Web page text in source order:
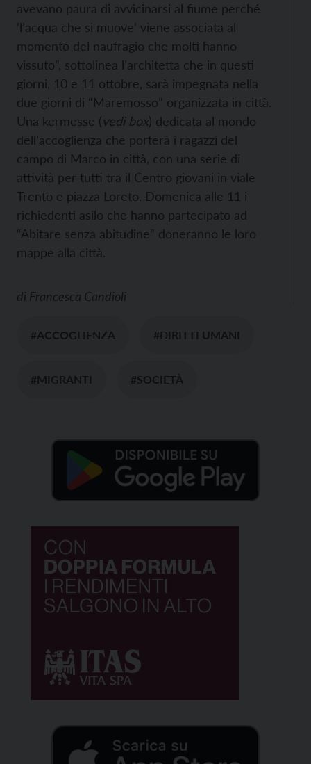
avevano paura di avvicinarsi al fiume perché
‘l’acqua che si muove’ viene associata al
momento del naufragio che molti hanno
vissuto”, sottolinea l’architetta che in questi
giorni, 10 e 11 ottobre, sarà impegnata nella
due giorni di “Maremosso” organizzata in città.
Una kermesse (vedi box) dedicata al mondo
dell’accoglienza che porterà i ragazzi del
campo di Marco in città, con una serie di
attività per tutti tra il Centro giovani in viale
Trento e piazza Loreto. Domenica alle 11 i
richiedenti asilo che hanno partecipato ad
“Abitare senza abitudine” doneranno le loro
mappe alla città.
di Francesca Candioli
#ACCOGLIENZA #DIRITTI UMANI
#MIGRANTI #SOCIETÀ